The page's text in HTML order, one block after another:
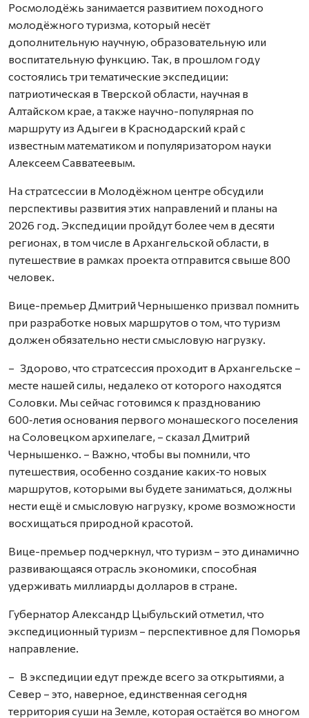
Росмолодёжь занимается развитием походного
молодёжного туризма, который несёт
дополнительную научную, образовательную или
воспитательную функцию. Так, в прошлом году
состоялись три тематические экспедиции:
патриотическая в Тверской области, научная в
Алтайском крае, а также научно-популярная по
маршруту из Адыгеи в Краснодарский край с
известным математиком и популяризатором науки
Алексеем Савватеевым.
На стратсессии в Молодёжном центре обсудили
перспективы развития этих направлений и планы на
2026 год. Экспедиции пройдут более чем в десяти
регионах, в том числе в Архангельской области, в
путешествие в рамках проекта отправится свыше 800
человек.
Вице-премьер Дмитрий Чернышенко призвал помнить
при разработке новых маршрутов о том, что туризм
должен обязательно нести смысловую нагрузку.
– Здорово, что стратсессия проходит в Архангельске –
месте нашей силы, недалеко от которого находятся
Соловки. Мы сейчас готовимся к празднованию
600‑летия основания первого монашеского поселения
на Соловецком архипелаге, – сказал Дмитрий
Чернышенко. – Важно, чтобы вы помнили, что
путешествия, особенно создание каких‑то новых
маршрутов, которыми вы будете заниматься, должны
нести ещё и смысловую нагрузку, кроме возможности
восхищаться природной красотой.
Вице-премьер подчеркнул, что туризм – это динамично
развивающаяся отрасль экономики, способная
удерживать миллиарды долларов в стране.
Губернатор Александр Цыбульский отметил, что
экспедиционный туризм – перспективное для Поморья
направление.
– В экспедиции едут прежде всего за открытиями, а
Север – это, наверное, единственная сегодня
территория суши на Земле, которая остаётся во многом